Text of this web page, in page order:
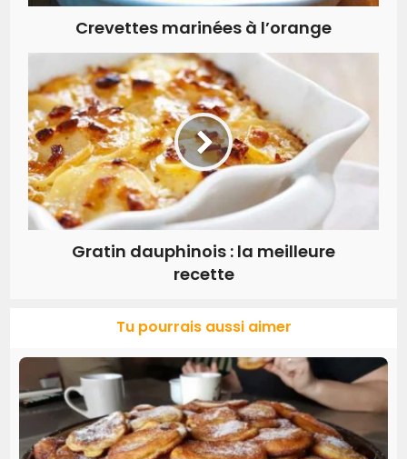
Crevettes marinées à l’orange
Gratin dauphinois : la meilleure
recette
Tu pourrais aussi aimer